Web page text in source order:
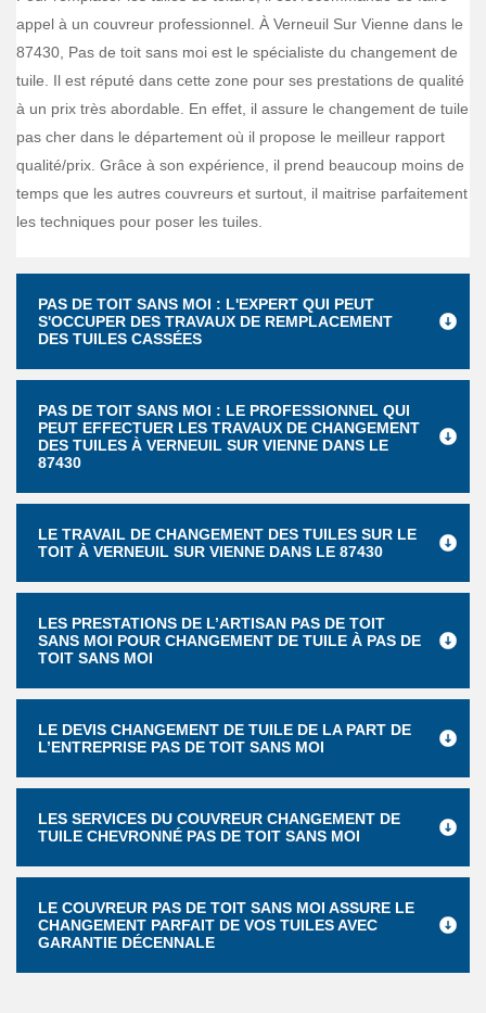
appel à un couvreur professionnel. À Verneuil Sur Vienne dans le
87430, Pas de toit sans moi est le spécialiste du changement de
tuile. Il est réputé dans cette zone pour ses prestations de qualité
à un prix très abordable. En effet, il assure le changement de tuile
pas cher dans le département où il propose le meilleur rapport
qualité/prix. Grâce à son expérience, il prend beaucoup moins de
temps que les autres couvreurs et surtout, il maitrise parfaitement
les techniques pour poser les tuiles.
PAS DE TOIT SANS MOI : L'EXPERT QUI PEUT
S'OCCUPER DES TRAVAUX DE REMPLACEMENT
DES TUILES CASSÉES
PAS DE TOIT SANS MOI : LE PROFESSIONNEL QUI
PEUT EFFECTUER LES TRAVAUX DE CHANGEMENT
DES TUILES À VERNEUIL SUR VIENNE DANS LE
87430
LE TRAVAIL DE CHANGEMENT DES TUILES SUR LE
TOIT À VERNEUIL SUR VIENNE DANS LE 87430
LES PRESTATIONS DE L’ARTISAN PAS DE TOIT
SANS MOI POUR CHANGEMENT DE TUILE À PAS DE
TOIT SANS MOI
LE DEVIS CHANGEMENT DE TUILE DE LA PART DE
L’ENTREPRISE PAS DE TOIT SANS MOI
LES SERVICES DU COUVREUR CHANGEMENT DE
TUILE CHEVRONNÉ PAS DE TOIT SANS MOI
LE COUVREUR PAS DE TOIT SANS MOI ASSURE LE
CHANGEMENT PARFAIT DE VOS TUILES AVEC
GARANTIE DÉCENNALE